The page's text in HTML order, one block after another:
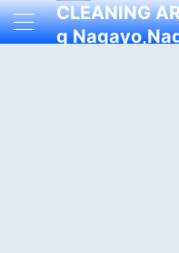
CLEANING
g